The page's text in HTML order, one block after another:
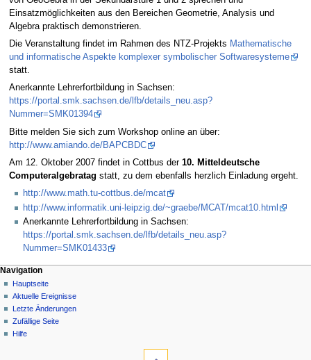
Einsatzmöglichkeiten aus den Bereichen Geometrie, Analysis und
Algebra praktisch demonstrieren.
Die Veranstaltung findet im Rahmen des NTZ-Projekts Mathematische
und informatische Aspekte komplexer symbolischer Softwaresysteme
statt.
Anerkannte Lehrerfortbildung in Sachsen:
https://portal.smk.sachsen.de/lfb/details_neu.asp?
Nummer=SMK01394
Bitte melden Sie sich zum Workshop online an über:
http://www.amiando.de/BAPCBDC
Am 12. Oktober 2007 findet in Cottbus der 10. Mitteldeutsche
Computeralgebratag statt, zu dem ebenfalls herzlich Einladung ergeht.
http://www.math.tu-cottbus.de/mcat
http://www.informatik.uni-leipzig.de/~graebe/MCAT/mcat10.html
Anerkannte Lehrerfortbildung in Sachsen:
https://portal.smk.sachsen.de/lfb/details_neu.asp?
Nummer=SMK01433
Navigation
Hauptseite
Aktuelle Ereignisse
Letzte Änderungen
Zufällige Seite
Hilfe